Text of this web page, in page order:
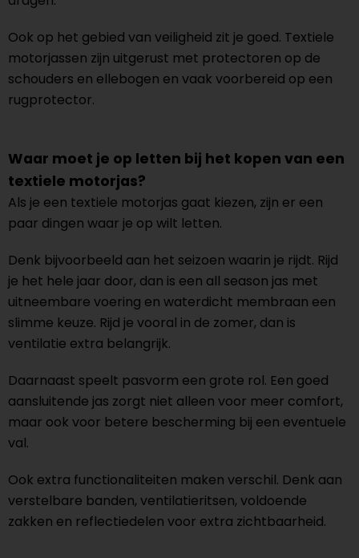
Ook op het gebied van veiligheid zit je goed. Textiele
motorjassen zijn uitgerust met protectoren op de
schouders en ellebogen en vaak voorbereid op een
rugprotector.
Waar moet je op letten bij het kopen van een
textiele motorjas?
Als je een textiele motorjas gaat kiezen, zijn er een
paar dingen waar je op wilt letten.
Denk bijvoorbeeld aan het seizoen waarin je rijdt. Rijd
je het hele jaar door, dan is een all season jas met
uitneembare voering en waterdicht membraan een
slimme keuze. Rijd je vooral in de zomer, dan is
ventilatie extra belangrijk.
Daarnaast speelt pasvorm een grote rol. Een goed
aansluitende jas zorgt niet alleen voor meer comfort,
maar ook voor betere bescherming bij een eventuele
val.
Ook extra functionaliteiten maken verschil. Denk aan
verstelbare banden, ventilatieritsen, voldoende
zakken en reflectiedelen voor extra zichtbaarheid.